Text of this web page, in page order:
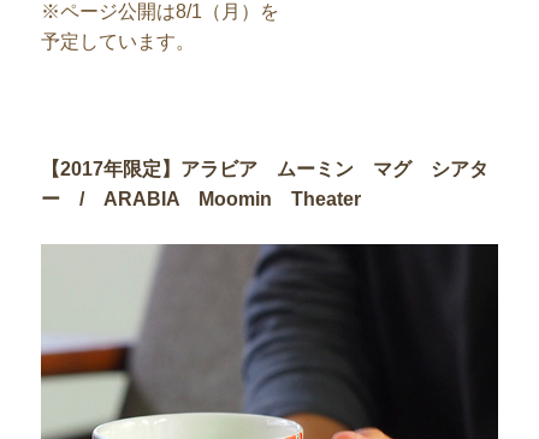
※ページ公開は8/1（月）を
予定しています。
【2017年限定】アラビア ムーミン マグ シアタ
ー / ARABIA Moomin Theater